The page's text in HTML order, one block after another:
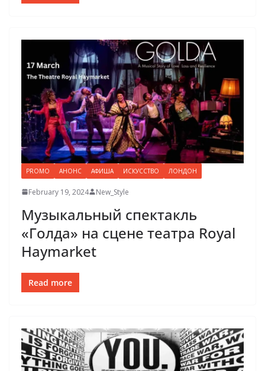
PROMO АНОНС АФИША ИСКУССТВО ЛОНДОН
February 19, 2024 New_Style
Музыкальный спектакль
«Голда» на сцене театра Royal
Haymarket
Read more